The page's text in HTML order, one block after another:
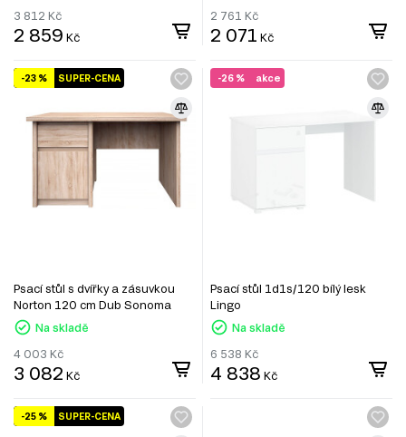
3 812 Kč
2 859 Kč
2 761 Kč
2 071 Kč
SUPER-CENA
-23 %
Psací stůl s dvířky a zásuvkou
Norton 120 cm Dub Sonoma
Na skladě
4 003 Kč
3 082 Kč
akce
-26 %
Psací stůl 1d1s/120 bílý lesk
Lingo
Na skladě
6 538 Kč
4 838 Kč
SUPER-CENA
-25 %